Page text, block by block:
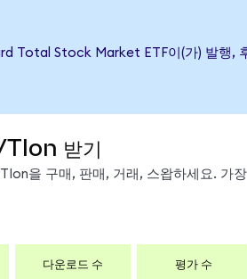
Total Stock Market ETF이(가) 발행,
받기
을 구매, 판매, 거래, 스왑하세요. 가
다운로드 수 평가 수